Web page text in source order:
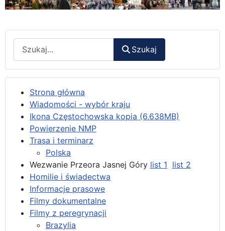
Szukaj
Strona główna
Wiadomości - wybór kraju
Ikona Częstochowska kopia (6,638MB)
Powierzenie NMP
Trasa i terminarz
Polska
Wezwanie Przeora Jasnej Góry list 1 list 2
Homilie i świadectwa
Informacje prasowe
Filmy dokumentalne
Filmy z peregrynacji
Brazylia